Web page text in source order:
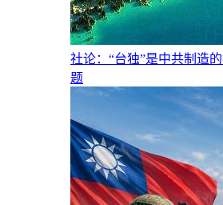
社论：“台独”是中共制造
题